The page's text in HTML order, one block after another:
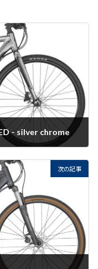
- silver chrome
次の記事